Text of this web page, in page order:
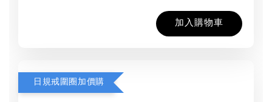
加入購物車
日規戒圍圈加價購